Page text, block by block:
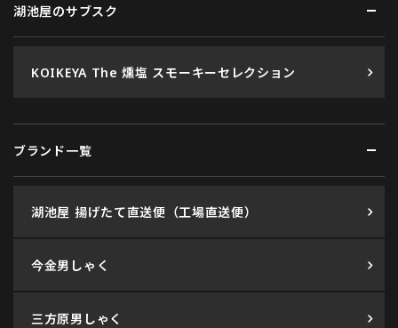
湖池屋のサブスク
KOIKEYA The 燻塩 スモーキーセレクション
ブランド一覧
湖池屋 揚げたて直送便（工場直送便）
今金男しゃく
三方原男しゃく